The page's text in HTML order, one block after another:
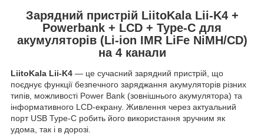
Зарядний пристрій LiitoKala Lii-K4 +
Powerbank + LCD + Type-C для
акумуляторів (Li-ion IMR LiFe NiMH/CD)
на 4 канали
LiitoKala Lii-K4 — це сучасний зарядний пристрій, що
поєднує функції безпечного заряджання акумуляторів різних
типів, можливості Power Bank (зовнішнього акумулятора) та
інформативного LCD-екрану. Живлення через актуальний
порт USB Type-C робить його використання зручним як
удома, так і в дорозі.